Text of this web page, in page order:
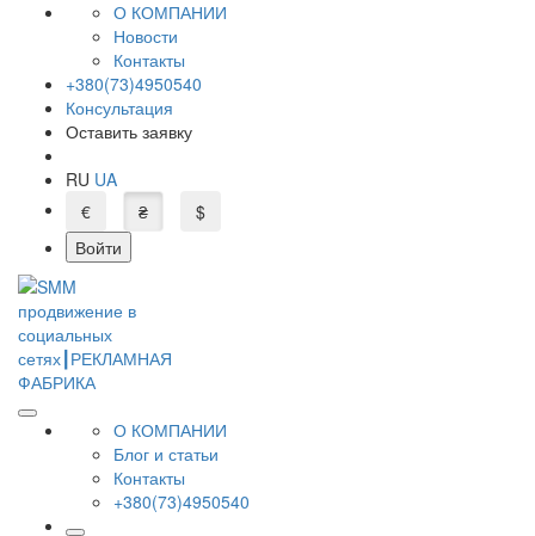
О КОМПАНИИ
Новости
Контакты
+380(73)4950540
Консультация
Оставить заявку
RU UA
€
₴
$
Войти
О КОМПАНИИ
Блог и статьи
Контакты
+380(73)4950540